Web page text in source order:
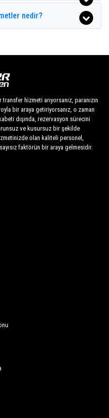
kapıya transferler,
alışveriş turları,
hem tasarım hem de
iyi arabalardan oluşan
minivanlar ve
karşılar.
ve muayene edilen
öncelikli olmak üzere
tabi tutulur.
nedir?
hizmeti arıyorsanız, paranızın
bir araya getiriyorsanız, o zaman
dışında, rezervasyon sürecini
ve kusursuz bir şekilde
olan kaliteli personel,
faktörün bir araya gelmesidir.